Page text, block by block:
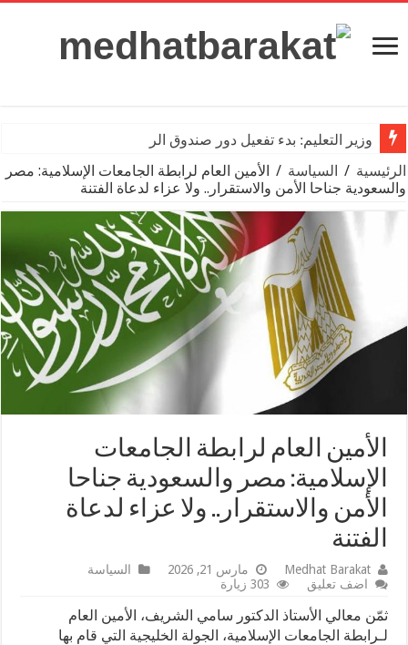
وزير التعليم: بدء تفعيل دور صندوق الرعاية الا
الرئيسية / السياسة / الأمين العام لرابطة الجامعات الإسلامية: مصر
والسعودية جناحا الأمن والاستقرار.. ولا عزاء لدعاة الفتنة
الأمين العام لرابطة الجامعات
الإسلامية: مصر والسعودية جناحا
الأمن والاستقرار.. ولا عزاء لدعاة
الفتنة
Medhat Barakat مارس 21, 2026
السياسة
اضف تعليق
303 زيارة
ثمّن معالي الأستاذ الدكتور سامي الشريف، الأمين العام
لـرابطة الجامعات الإسلامية، الجولة الخليجية التي قام بها